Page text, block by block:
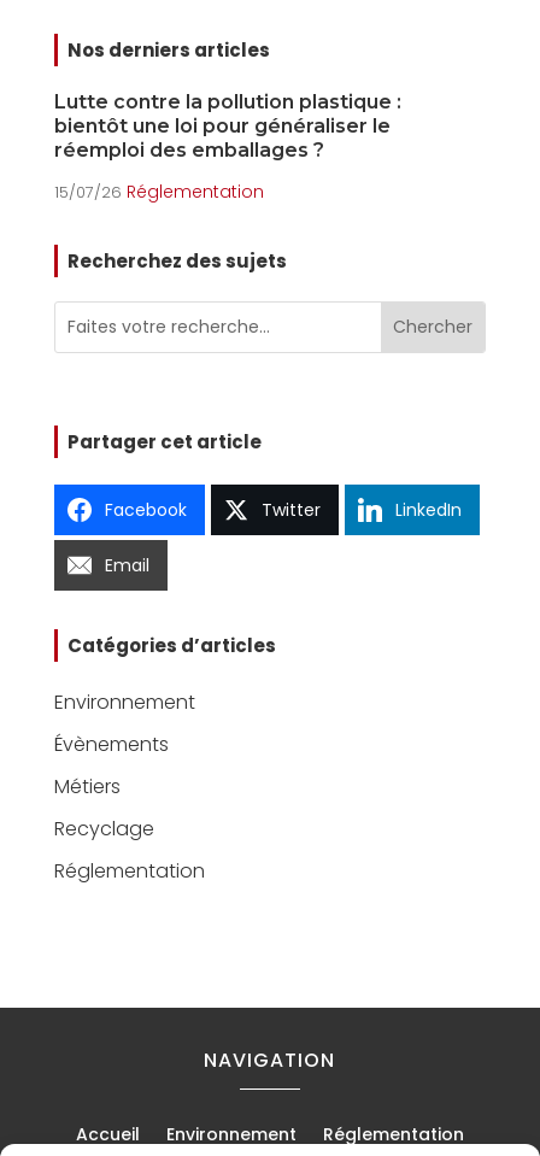
Nos derniers articles
Lutte contre la pollution plastique :
bientôt une loi pour généraliser le
réemploi des emballages ?
15/07/26 Réglementation
Recherchez des sujets
Partager cet article
Facebook Twitter LinkedIn
Email
Catégories d’articles
Environnement
Évènements
Métiers
Recyclage
Réglementation
NAVIGATION
Accueil Environnement Réglementation